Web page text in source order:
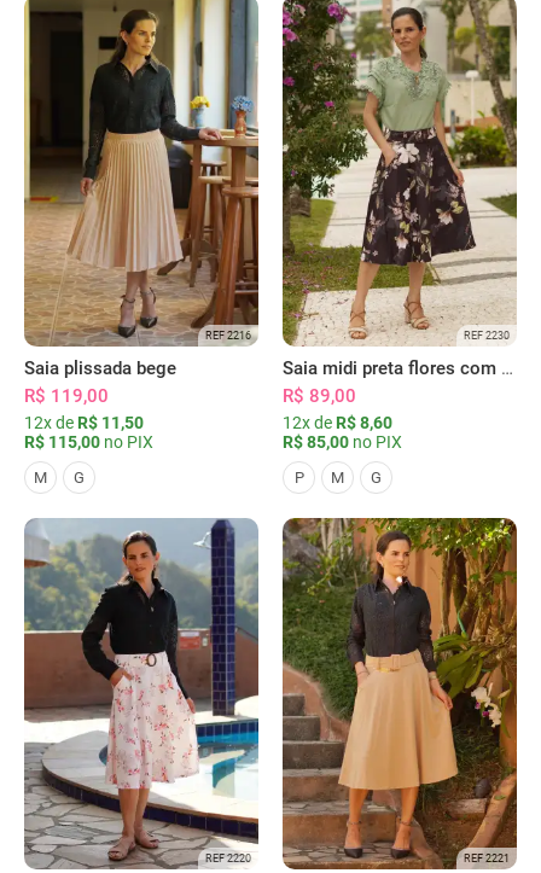
REF 2216
Saia plissada bege
R$ 119,00
12x de R$ 11,50
R$ 115,00 no PIX
M G
REF 2230
Saia midi preta flores com bolsos
R$ 89,00
12x de R$ 8,60
R$ 85,00 no PIX
P M G
REF 2220 REF 2221